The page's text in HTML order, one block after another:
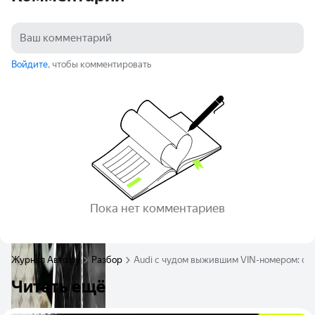
Войдите, чтобы комментировать
Пока нет комментариев
Журнал Авто.ру Разбор Audi с чудом выжившим VIN-номером: о
Читать ещё